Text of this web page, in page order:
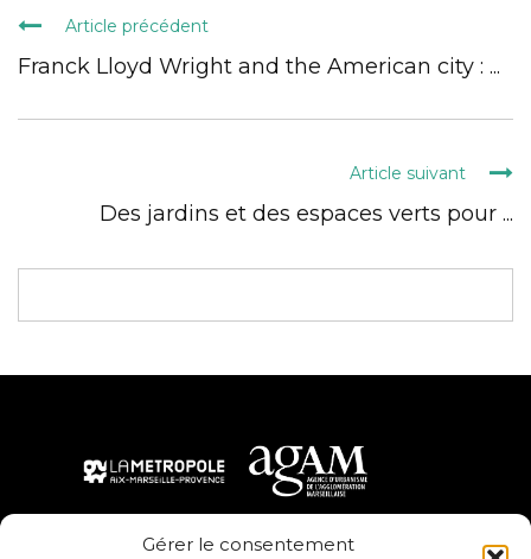
Gérer le consentement
Article précédent
Franck Lloyd Wright and the American city : ...
Article suivant
Des jardins et des espaces verts pour ...